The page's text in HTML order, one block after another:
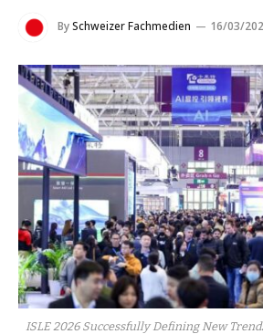
BySchweizer Fachmedien 16/03/
ISLE 2026 Successfully Defining New